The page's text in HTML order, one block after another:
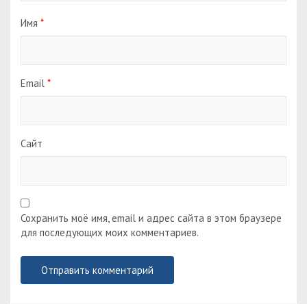
Имя *
Email *
Сайт
Сохранить моё имя, email и адрес сайта в этом браузере
для последующих моих комментариев.